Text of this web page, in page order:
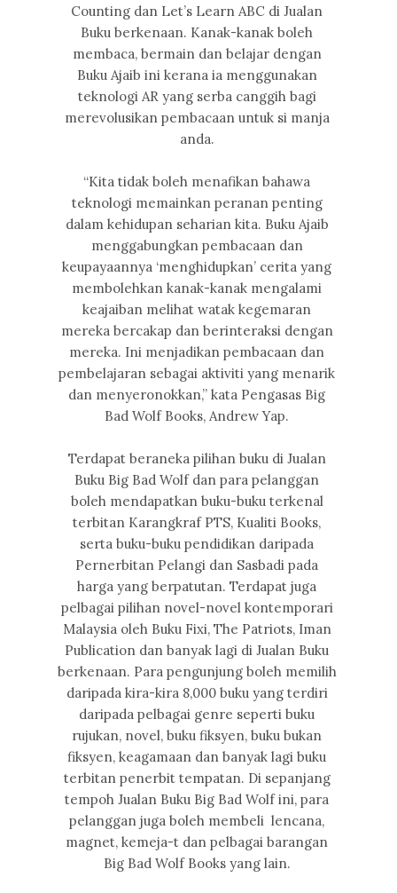
Counting dan Let’s Learn ABC di Jualan
Buku berkenaan. Kanak-kanak boleh
membaca, bermain dan belajar dengan
Buku Ajaib ini kerana ia menggunakan
teknologi AR yang serba canggih bagi
merevolusikan pembacaan untuk si manja
anda.
“Kita tidak boleh menafikan bahawa
teknologi memainkan peranan penting
dalam kehidupan seharian kita. Buku Ajaib
menggabungkan pembacaan dan
keupayaannya ‘menghidupkan’ cerita yang
membolehkan kanak-kanak mengalami
keajaiban melihat watak kegemaran
mereka bercakap dan berinteraksi dengan
mereka. Ini menjadikan pembacaan dan
pembelajaran sebagai aktiviti yang menarik
dan menyeronokkan,” kata Pengasas Big
Bad Wolf Books, Andrew Yap.
Terdapat beraneka pilihan buku di Jualan
Buku Big Bad Wolf dan para pelanggan
boleh mendapatkan buku-buku terkenal
terbitan Karangkraf PTS, Kualiti Books,
serta buku-buku pendidikan daripada
Pernerbitan Pelangi dan Sasbadi pada
harga yang berpatutan. Terdapat juga
pelbagai pilihan novel-novel kontemporari
Malaysia oleh Buku Fixi, The Patriots, Iman
Publication dan banyak lagi di Jualan Buku
berkenaan. Para pengunjung boleh memilih
daripada kira-kira 8,000 buku yang terdiri
daripada pelbagai genre seperti buku
rujukan, novel, buku fiksyen, buku bukan
fiksyen, keagamaan dan banyak lagi buku
terbitan penerbit tempatan. Di sepanjang
tempoh Jualan Buku Big Bad Wolf ini, para
pelanggan juga boleh membeli lencana,
magnet, kemeja-t dan pelbagai barangan
Big Bad Wolf Books yang lain.